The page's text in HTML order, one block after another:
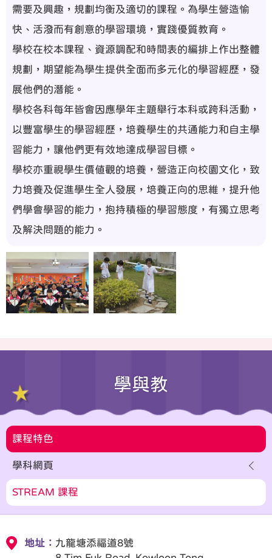
需要及興趣，規劃均衡及適切的課程。為學生營造愉
快、活潑而有創意的學習環境，實踐優質教育。
學校在校本課程、資源調配和時間表的編排上作出整體
規劃，期望能為學生提供全面而多元化的學習經歷，發
展他們的潛能。
學校各科每年皆會因應學年主題舉行本科或跨科活動，
以豐富學生的學習經歷，培養學生的共通能力和自主學
習能力，讓他們更有效地達成學習目標。
學校亦重視學生價值觀的培養，營造正向校園文化，致
力培養及促進學生全人發展，培養正向的思維，提升他
們學會學習的能力，抱持積極的學習態度，有獨立思考
及解決問題的能力。
學與教
課程特色
學科網頁
STREAM 課程
地址： 九龍塘添福道8號